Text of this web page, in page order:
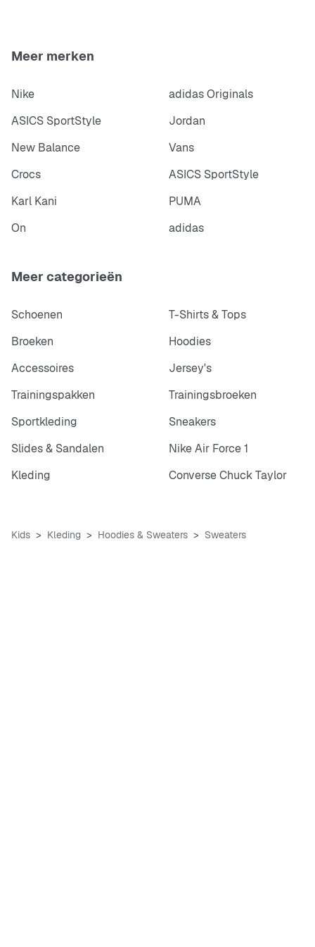
Meer merken
Nike
adidas Originals
ASICS SportStyle
Jordan
New Balance
Vans
Crocs
ASICS SportStyle
Karl Kani
PUMA
On
adidas
Meer categorieën
Schoenen
T-Shirts & Tops
Broeken
Hoodies
Accessoires
Jersey's
Trainingspakken
Trainingsbroeken
Sportkleding
Sneakers
Slides & Sandalen
Nike Air Force 1
Kleding
Converse Chuck Taylor
Kids Kleding Hoodies & Sweaters Sweaters